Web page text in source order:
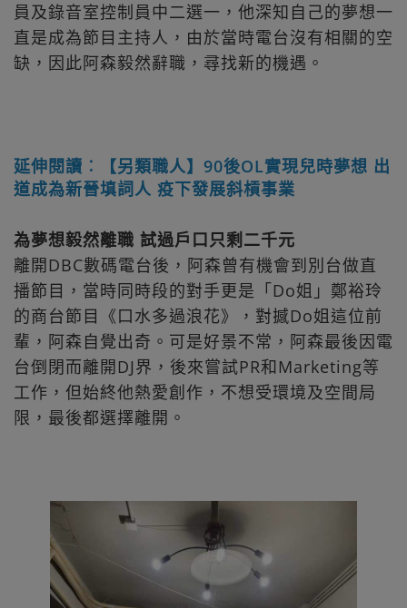
員及錄音室控制員中二選一，他深知自己的夢想一
直是成為節目主持人，由於當時電台沒有相關的空
缺，因此阿森毅然辭職，尋找新的機遇。
延伸閱讀︰【另類職人】90後OL實現兒時夢想 出
道成為新晉填詞人 疫下發展斜槓事業
為夢想毅然離職 試過戶口只剩二千元
離開DBC數碼電台後，阿森曾有機會到別台做直
播節目，當時同時段的對手更是「Do姐」鄭裕玲
的商台節目《口水多過浪花》，對撼Do姐這位前
輩，阿森自覺出奇。可是好景不常，阿森最後因電
台倒閉而離開DJ界，後來嘗試PR和Marketing等
工作，但始終他熱愛創作，不想受環境及空間局
限，最後都選擇離開。